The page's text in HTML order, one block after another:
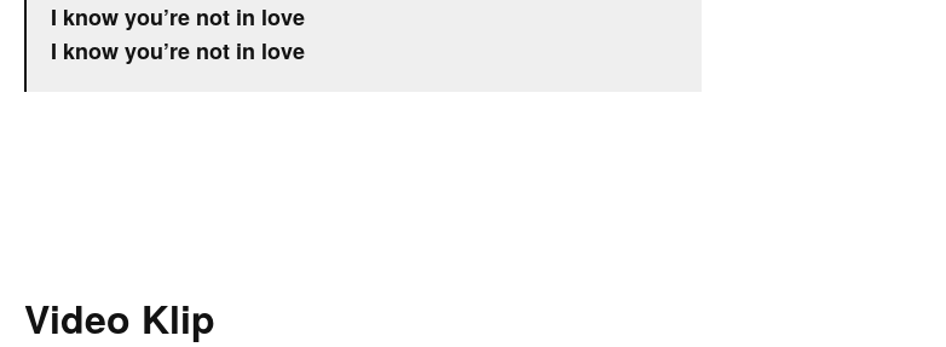
I know you’re not in love
I know you’re not in love
Video Klip